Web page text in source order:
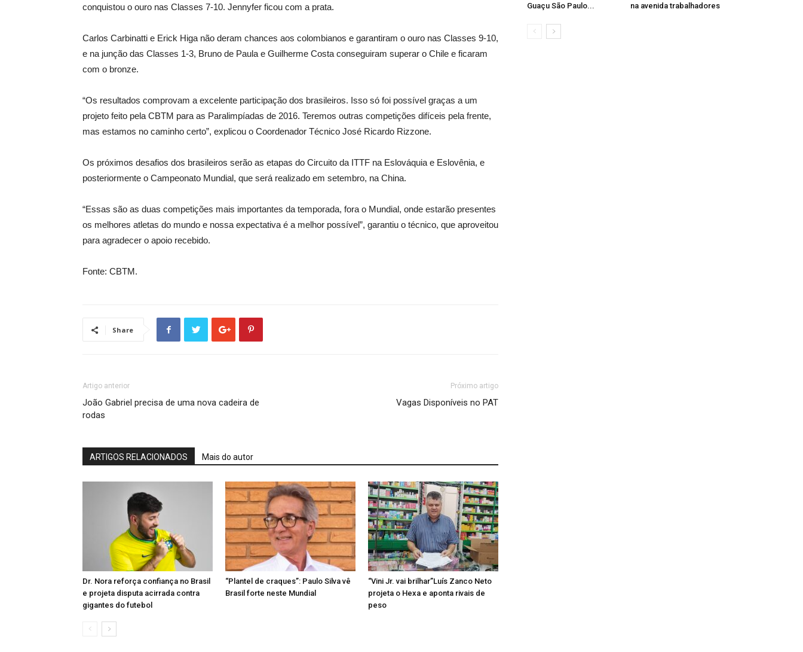
conquistou o ouro nas Classes 7-10. Jennyfer ficou com a prata.
Carlos Carbinatti e Erick Higa não deram chances aos colombianos e garantiram o ouro nas Classes 9-10,
e na junção das Classes 1-3, Bruno de Paula e Guilherme Costa conseguiram superar o Chile e ficaram
com o bronze.
“Os resultados comprovam a excelente participação dos brasileiros. Isso só foi possível graças a um
projeto feito pela CBTM para as Paralimpíadas de 2016. Teremos outras competições difíceis pela frente,
mas estamos no caminho certo”, explicou o Coordenador Técnico José Ricardo Rizzone.
Os próximos desafios dos brasileiros serão as etapas do Circuito da ITTF na Eslováquia e Eslovênia, e
posteriormente o Campeonato Mundial, que será realizado em setembro, na China.
“Essas são as duas competições mais importantes da temporada, fora o Mundial, onde estarão presentes
os melhores atletas do mundo e nossa expectativa é a melhor possível”, garantiu o técnico, que aproveitou
para agradecer o apoio recebido.
Fonte: CBTM.
Share
Artigo anterior
João Gabriel precisa de uma nova cadeira de
rodas
Próximo artigo
Vagas Disponíveis no PAT
ARTIGOS RELACIONADOS Mais do autor
Dr. Nora reforça confiança no Brasil
e projeta disputa acirrada contra
gigantes do futebol
“Plantel de craques”: Paulo Silva vê
Brasil forte neste Mundial
“Vini Jr. vai brilhar”Luís Zanco Neto
projeta o Hexa e aponta rivais de
peso
Guaçu São Paulo...
na avenida trabalhadores